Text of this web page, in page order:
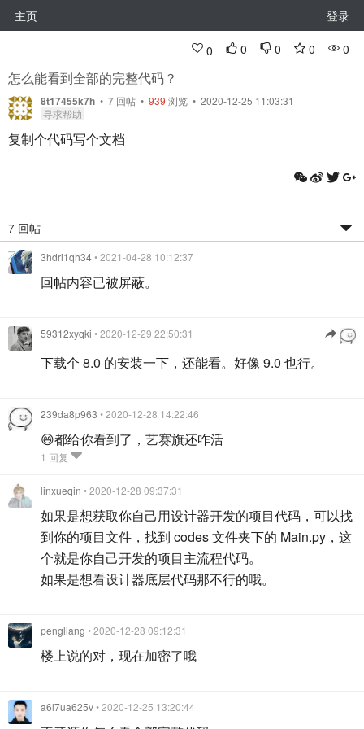
主页 登录
0 0 0 0 0
怎么能看到全部的完整代码？
8t17455k7h • 7 回帖 • 939 浏览 • 2020-12-25 11:03:31
寻求帮助
复制个代码写个文档
7 回帖
3hdri1qh34• 2021-04-28 10:12:37
回帖内容已被屏蔽。
59312xyqki • 2020-12-29 22:50:31
下载个 8.0 的安装一下，还能看。好像 9.0 也行。
239da8p963 • 2020-12-28 14:22:46
😄都给你看到了，艺赛旗还咋活
1 回复
linxueqin • 2020-12-28 09:37:31
如果是想获取你自己用设计器开发的项目代码，可以找
到你的项目文件，找到 codes 文件夹下的 Main.py，这
个就是你自己开发的项目主流程代码。
如果是想看设计器底层代码那不行的哦。
pengliang • 2020-12-28 09:12:31
楼上说的对，现在加密了哦
a6l7ua625v• 2020-12-25 13:20:44